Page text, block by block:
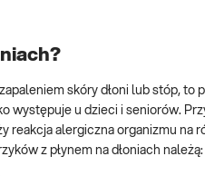
skóry dłoni lub stóp, to
występuje u dzieci i seniorów.
reakcja alergiczna organizmu
z płynem na dłoniach należą: